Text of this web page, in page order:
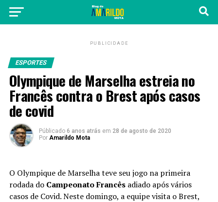
PUBLICIDADE
ESPORTES
Olympique de Marselha estreia no
Francês contra o Brest após casos
de covid
Públicado 6 anos atrás em 28 de agosto de 2020
Por Amarildo Mota
O Olympique de Marselha teve seu jogo na primeira
rodada do Campeonato Francêsadiado após vários
casos de Covid. Neste domingo, a equipe visita o Brest,